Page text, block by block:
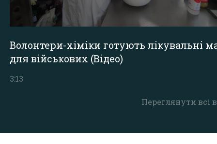
Переглянути всі
Волонтери-хіміки готують лікувальні
для військових (Відео)
3:13